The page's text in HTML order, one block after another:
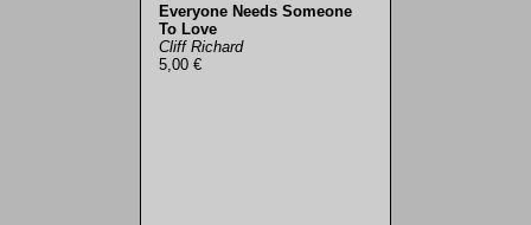
Everyone Needs Someone
To Love
Cliff Richard
5,00 €